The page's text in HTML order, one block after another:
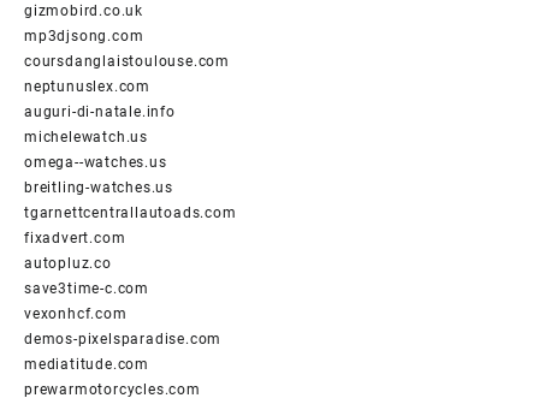
gizmobird.co.uk
mp3djsong.com
coursdanglaistoulouse.com
neptunuslex.com
auguri-di-natale.info
michelewatch.us
omega--watches.us
breitling-watches.us
tgarnettcentrallautoads.com
fixadvert.com
autopluz.co
save3time-c.com
vexonhcf.com
demos-pixelsparadise.com
mediatitude.com
prewarmotorcycles.com